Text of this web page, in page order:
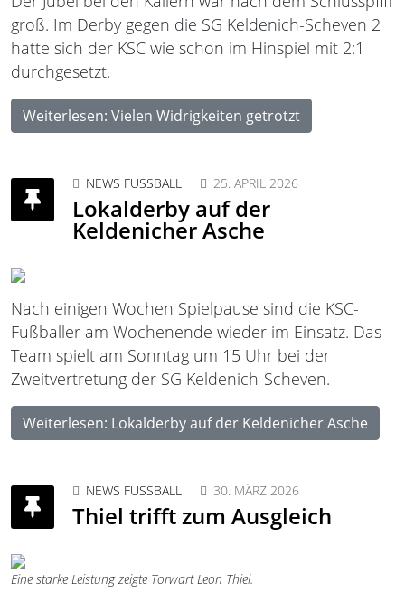
groß. Im Derby gegen die SG Keldenich-Scheven 2
hatte sich der KSC wie schon im Hinspiel mit 2:1
durchgesetzt.
Weiterlesen: Vielen Widrigkeiten getrotzt
NEWS FUSSBALL 25. APRIL 2026
Lokalderby auf der
Keldenicher Asche
Nach einigen Wochen Spielpause sind die KSC-
Fußballer am Wochenende wieder im Einsatz. Das
Team spielt am Sonntag um 15 Uhr bei der
Zweitvertretung der SG Keldenich-Scheven.
Weiterlesen: Lokalderby auf der Keldenicher Asche
NEWS FUSSBALL 30. MÄRZ 2026
Thiel trifft zum Ausgleich
Eine starke Leistung zeigte Torwart Leon Thiel.